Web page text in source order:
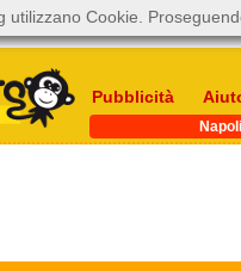
Pubblicità
Napoli
utilizzano Cookie.